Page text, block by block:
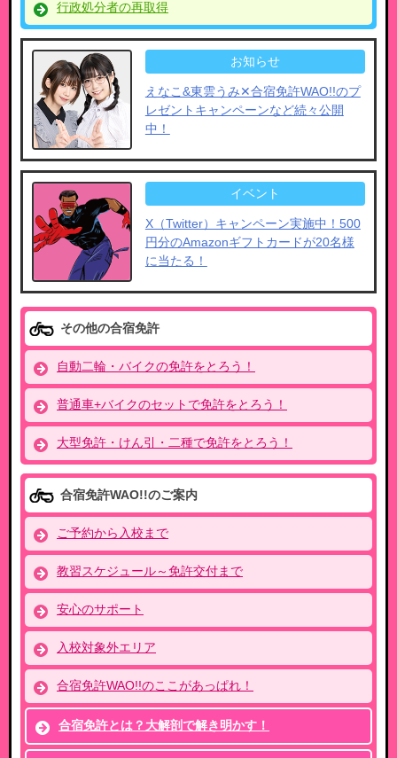
行政処分者の再取得
お知らせ
えなこ&東雲うみ✕合宿免許WAO!!のプ
レゼントキャンペーンなど​続々公開
中！
イベント
X（Twitter）キャンペーン実施中！500
円分のAmazonギフトカードが20名様
に当たる！
その他の合宿免許
自動二輪・バイクの免許をとろう！
普通車+バイクのセットで免許をとろう！
大型免許・けん引・二種で免許をとろう！
合宿免許WAO!!のご案内
ご予約から入校まで
教習スケジュール～免許交付まで
安心のサポート
入校対象外エリア
合宿免許WAO!!のここがあっぱれ！
合宿免許とは？大解剖で解き明かす！